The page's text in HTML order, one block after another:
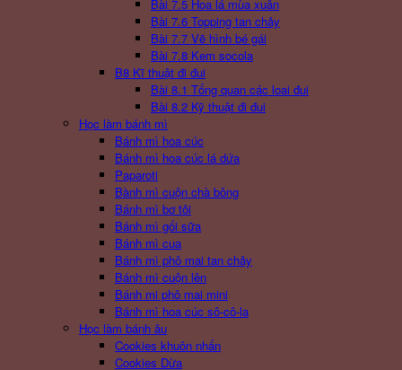
Bài 7.5 Hoa lá mùa xuân
Bài 7.6 Topping tan chảy
Bài 7.7 Vẽ hình bé gái
Bài 7.8 Kem socola
B8 Kĩ thuật đi đui
Bài 8.1 Tổng quan các loai đui
Bài 8.2 Kỹ thuật đi đui
Học làm bánh mì
Bánh mì hoa cúc
Bánh mì hoa cúc lá dứa
Paparoti
Bành mì cuộn chà bông
Bánh mì bơ tỏi
Bánh mì gối sữa
Bánh mì cua
Bánh mì phô mai tan chảy
Bánh mì cuộn lên
Bánh mi phô mai mini
Bánh mì hoa cúc sô-cô-la
Học làm bánh âu
Cookies khuôn nhấn
Cookies Dừa